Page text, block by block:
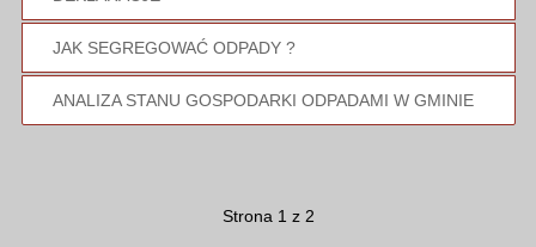
JAK SEGREGOWAĆ ODPADY ?
ANALIZA STANU GOSPODARKI ODPADAMI W GMINIE
Strona 1 z 2